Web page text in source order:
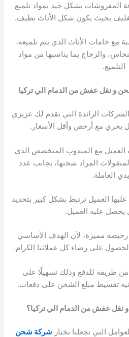
المفروشات بشكل جيد بمواد تلميع
بحيث يكون شكل الأثاث نظيف.
مع خامات الأثاث الذي يتم تلميعه،
والزجاج بما يناسبها من مواد
التلميع.
و نقل عفش من الدمام الي تركيا
الشركات الرائدة التي تقدم لك عزيزي
بحري مع أرخص وأقل الأسعار.
العميل مع المندوب المتخصص الذي
المراد شحنها، بجانب عدد
العاملة.
العميل ترتبط بشكل كبير بتحديد
يحصل عليه العميل.
رخيصة مميزة، لأن الهدف الأساسي
على رضاء كل عملائنا الكرام.
من طريقة للدفع وذلك تسهيلًا على
تقسيط مبلغ الشحن على دفعات.
نقل عفش من الدمام الي تركيا؟
التي تجعلنا نختار شركة شحن